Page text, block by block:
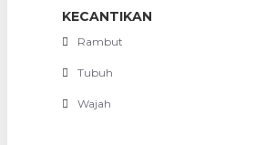
KECANTIKAN
Rambut
Tubuh
Wajah